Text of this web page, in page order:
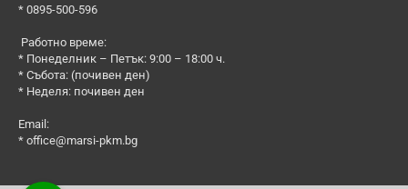
* 0895-500-596
Работно време:
* Понеделник – Петък: 9:00 – 18:00 ч.
* Събота: (почивен ден)
* Неделя: почивен ден
Email:
* office@marsi-pkm.bg